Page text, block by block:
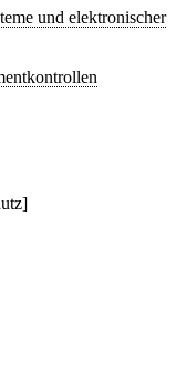
und elektronischer
]